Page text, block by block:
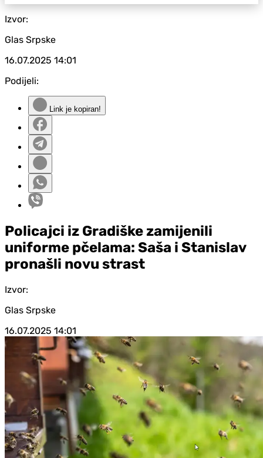
Izvor:
Glas Srpske
16.07.2025 14:01
Podijeli:
Link je kopiran!
Policajci iz Gradiške zamijenili
uniforme pčelama: Saša i Stanislav
pronašli novu strast
Izvor:
Glas Srpske
16.07.2025 14:01